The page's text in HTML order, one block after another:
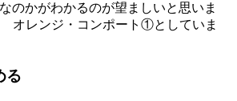
のかがわかるのが望ましいと思いま
オレンジ・コンポート①としていま
る